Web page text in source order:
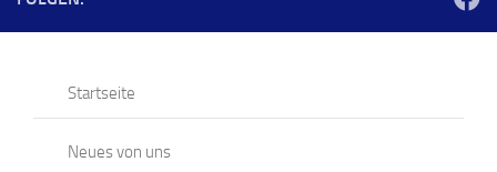
Startseite
Neues von uns